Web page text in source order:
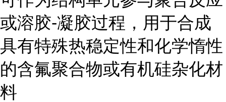
或溶胶-凝胶过程，用于合成
具有特殊热稳定性和化学惰性
的含氟聚合物或有机硅杂化材
料